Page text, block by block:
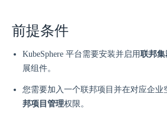
前提条件
KubeSphere 平台需要安装并启用联邦
展组件。
您需要加入一个联邦项目并在对应企业
邦项目管理权限。